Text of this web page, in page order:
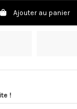
Ajouter au panier
!